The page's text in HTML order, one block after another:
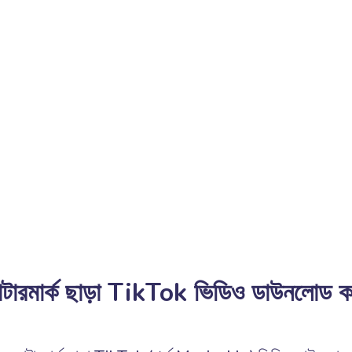
ছাড়া TikTok ভিডিও ডাউনলোড